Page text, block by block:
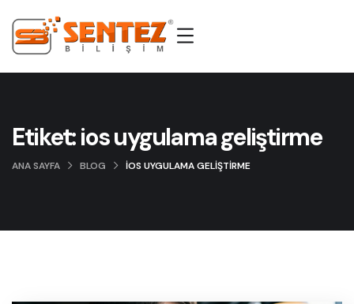
Etiket:ios uygulama geliştirme
ANA SAYFA BLOG IOS UYGULAMA GELIŞTIRME